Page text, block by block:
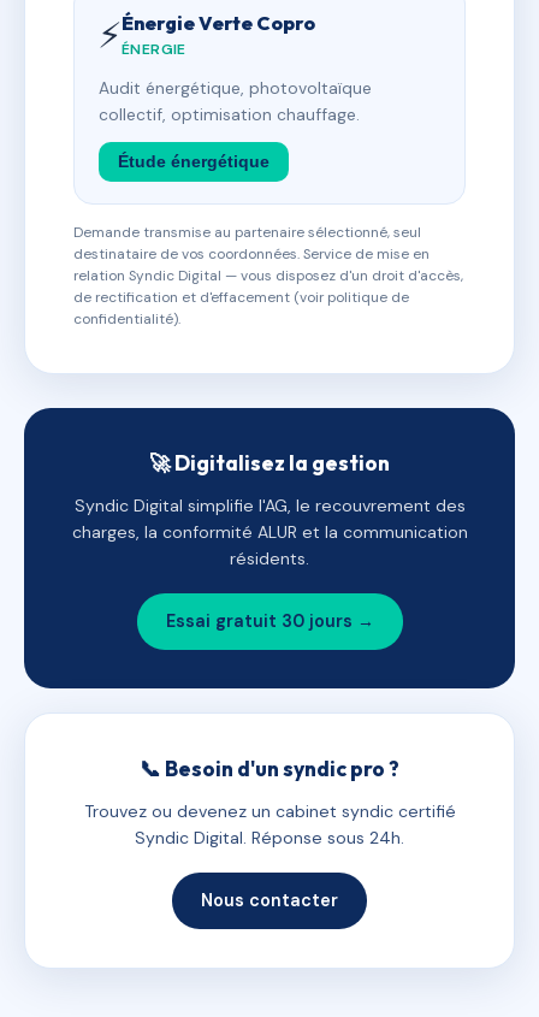
⚡Énergie Verte Copro
ÉNERGIE
Audit énergétique, photovoltaïque
collectif, optimisation chauffage.
Étude énergétique
Demande transmise au partenaire sélectionné, seul
destinataire de vos coordonnées. Service de mise en
relation Syndic Digital — vous disposez d'un droit d'accès,
de rectification et d'effacement (voir politique de
confidentialité).
🚀 Digitalisez la gestion
Syndic Digital simplifie l'AG, le recouvrement des
charges, la conformité ALUR et la communication
résidents.
Essai gratuit 30 jours →
📞 Besoin d'un syndic pro ?
Trouvez ou devenez un cabinet syndic certifié
Syndic Digital. Réponse sous 24h.
Nous contacter